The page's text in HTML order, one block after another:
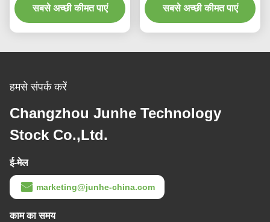
एच
सबसे अच्छी कीमत पाएं
सबसे अच्छी कीमत पाएं
हमसे संपर्क करें
Changzhou Junhe Technology
Stock Co.,Ltd.
ई-मेल
marketing@junhe-china.com
काम का समय